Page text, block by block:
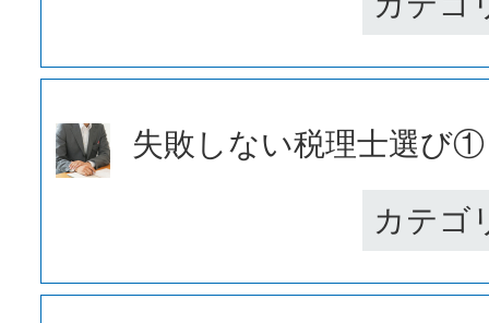
失敗しない税理士選び
カテゴ